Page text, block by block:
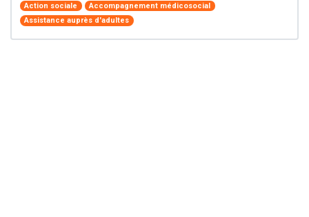
Action sociale
Accompagnement médicosocial
Assistance auprès d'adultes